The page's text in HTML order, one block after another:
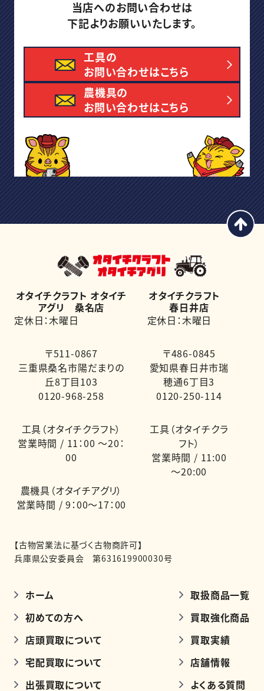
当店へのお問い合わせは
下記よりお願いいたします。
工具の
お問い合わせはこちら
農機具の
お問い合わせはこちら
オタイチクラフト オタイチ
アグリ 桑名店
定休日：木曜日
〒511-0867
三重県桑名市陽だまりの
丘8丁目103
0120-968-258
工具（オタイチクラフト）
営業時間 / 11：00 ～20：
00
農機具（オタイチアグリ）
営業時間 / 9：00～17：00
オタイチクラフト
春日井店
定休日：木曜日
〒486-0845
愛知県春日井市瑞
穂通6丁目3
0120-250-114
工具（オタイチクラ
フト）
営業時間 / 11:00
～20:00
【古物営業法に基づく古物商許可】
兵庫県公安委員会 第631619900030号
ホーム
初めての方へ
店頭買取について
宅配買取について
出張買取について
取扱商品一覧
買取強化商品
買取実績
店舗情報
よくある質問